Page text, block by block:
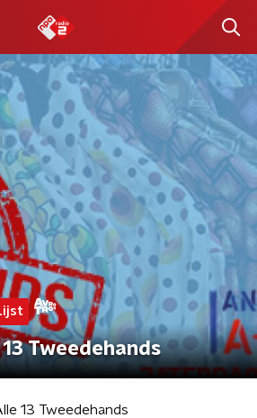
Tweedehands
13 Tweedehands